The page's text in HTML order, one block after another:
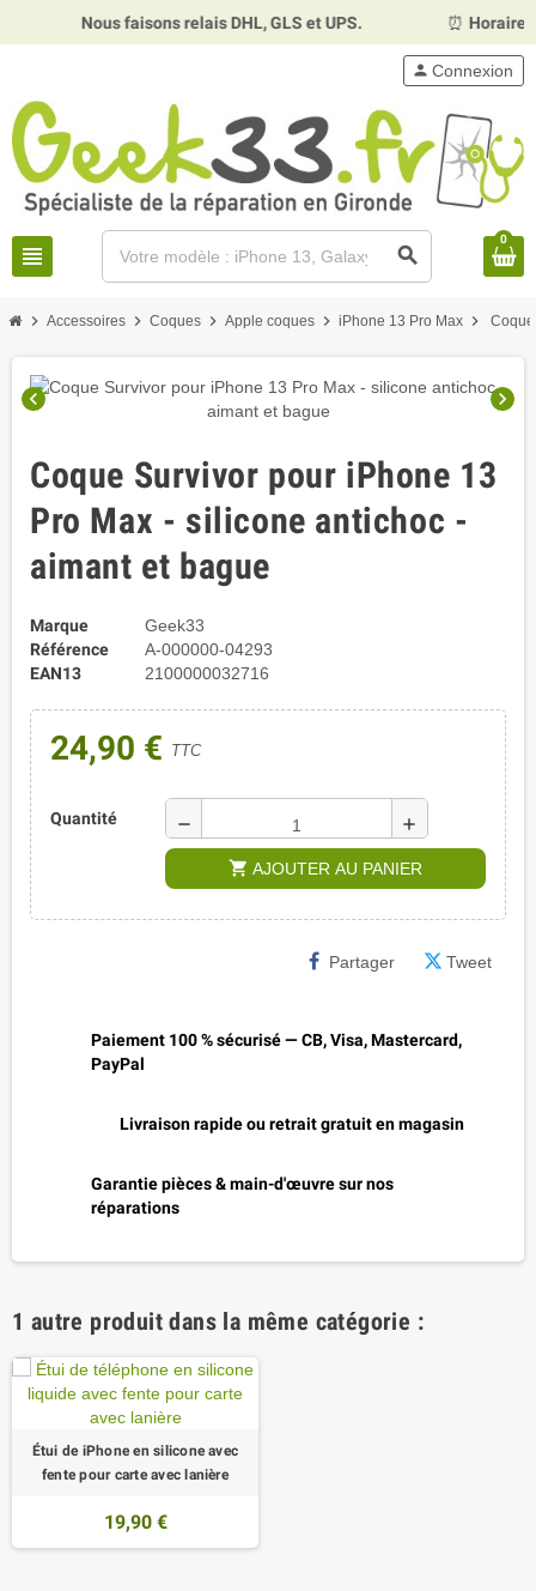
Nous faisons relais DHL, GLS et UPS. ⏰Horaires :
view_headline search
person Connexion
0
chevron_right Accessoires chevron_right Coques chevron_right Apple coques chevron_right iPhone 13 Pro Max chevron_right
chevron_left chevron_right
Coque Survivor pour iPhone 13
Pro Max - silicone antichoc -
aimant et bague
Marque
Geek33
Référence
A-000000-04293
EAN13
2100000032716
24,90 € TTC
Quantité remove add
shopping_cart AJOUTER AU PANIER
Partager Tweet
Paiement 100 % sécurisé — CB, Visa, Mastercard,
PayPal
Livraison rapide ou retrait gratuit en magasin
Garantie pièces & main-d'œuvre sur nos
réparations
1 autre produit dans la même catégorie :
Étui de iPhone en silicone avec
fente pour carte avec lanière
19,90 €